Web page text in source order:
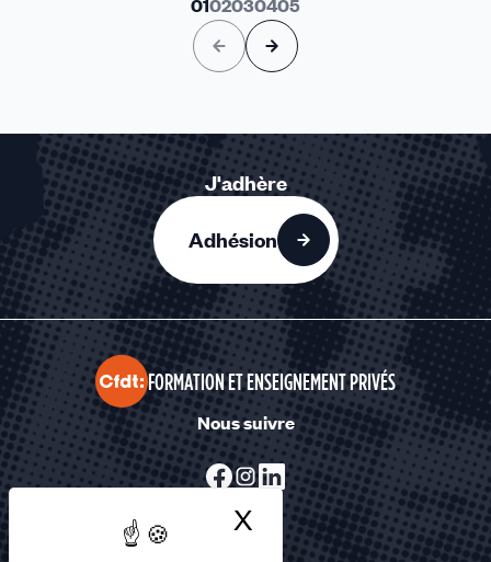
X Masquer le
J'adhère
Adhésion
FORMATION ET ENSEIGNEMENT PRIVÉS
Nous suivre